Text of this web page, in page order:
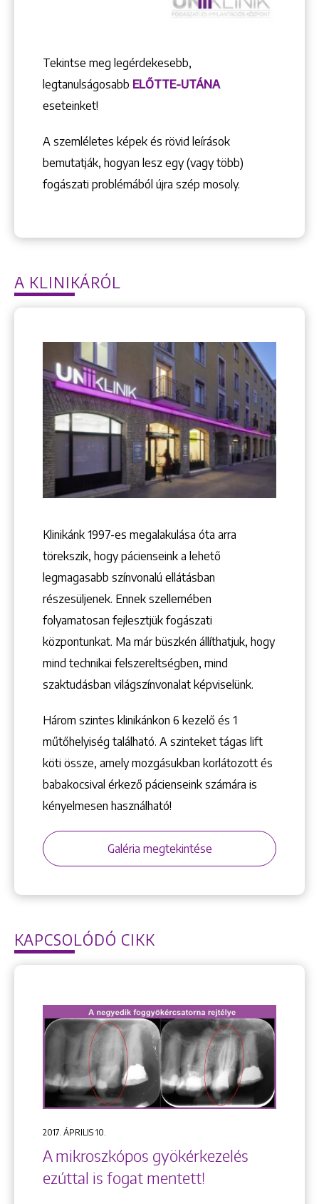
+36 1 222 7250
+36 1 222 9150
1148 Budapest, Örs vezér tere 2.
Tekintse meg legérdekesebb,
legtanulságosabb ELŐTTE-UTÁNA
eseteinket!
A szemléletes képek és rövid leírások
bemutatják, hogyan lesz egy (vagy több)
fogászati problémából újra szép mosoly.
A KLINIKÁRÓL
Klinikánk 1997-­es megalakulása óta arra
törekszik, hogy pácienseink a lehető
legmagasabb színvonalú ellátásban
részesüljenek. Ennek szellemében
folyamatosan fejlesztjük fogászati
központunkat. Ma már büszkén állíthatjuk, hogy
mind technikai felszereltségben, mind
szaktudásban világszínvonalat képviselünk.
Három szintes klinikánkon 6 kezelő ­és 1
műtőhelyiség található. A szinteket tágas lift
köti össze, amely mozgásukban korlátozott és
babakocsival érkező pácienseink számára is
kényelmesen használható!
Galéria megtekintése
KAPCSOLÓDÓ CIKK
2017. ÁPRILIS 10.
A mikroszkópos gyökérkezelés
ezúttal is fogat mentett!